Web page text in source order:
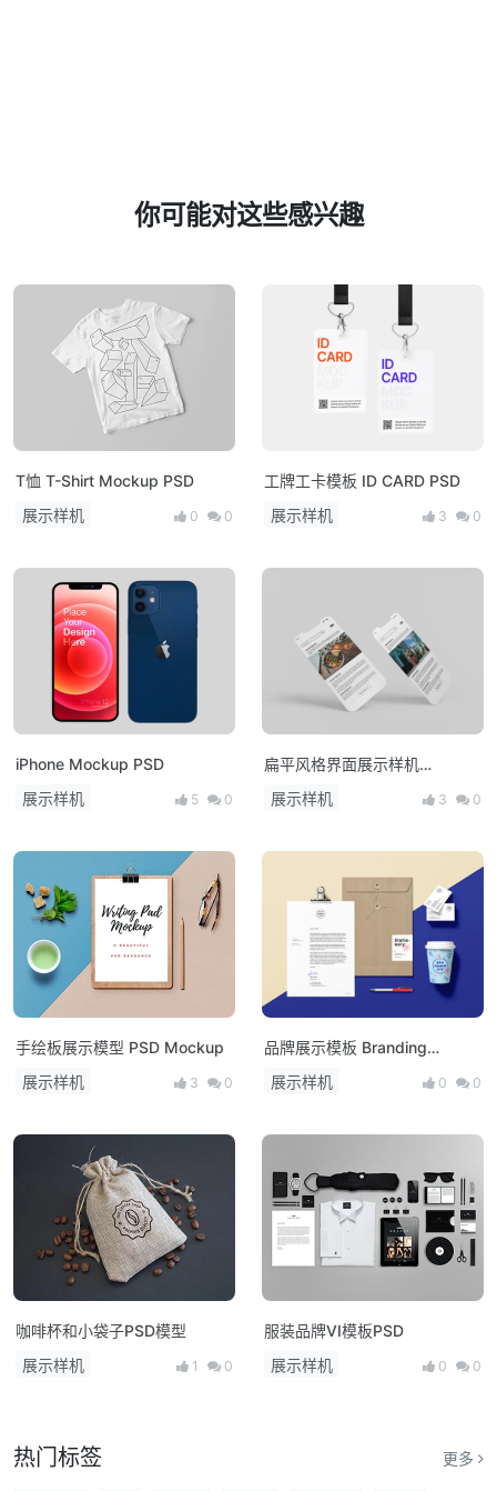
你可能对这些感兴趣
T恤 T-Shirt Mockup PSD
展示样机
0 0
工牌工卡模板 ID CARD PSD
展示样机
3 0
iPhone Mockup PSD
展示样机
5 0
扁平风格界面展示样机
Mockup PSD
展示样机 3 0
手绘板展示模型 PSD Mockup
展示样机
3 0
品牌展示模板 Branding
MockUp
展示样机 0 0
咖啡杯和小袋子PSD模型
展示样机
1 0
服装品牌VI模板PSD
展示样机
0 0
热门标签 更多